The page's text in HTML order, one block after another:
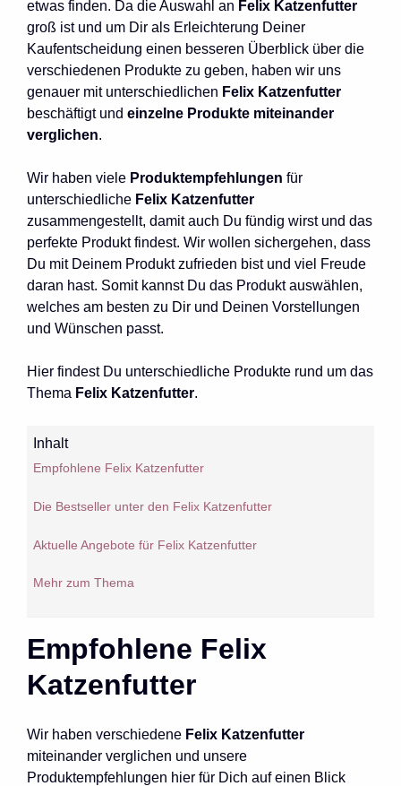
etwas finden. Da die Auswahl an Felix Katzenfutter
groß ist und um Dir als Erleichterung Deiner
Kaufentscheidung einen besseren Überblick über die
verschiedenen Produkte zu geben, haben wir uns
genauer mit unterschiedlichen Felix Katzenfutter
beschäftigt und einzelne Produkte miteinander
verglichen.
Wir haben viele Produktempfehlungen für
unterschiedliche Felix Katzenfutter
zusammengestellt, damit auch Du fündig wirst und das
perfekte Produkt findest. Wir wollen sichergehen, dass
Du mit Deinem Produkt zufrieden bist und viel Freude
daran hast. Somit kannst Du das Produkt auswählen,
welches am besten zu Dir und Deinen Vorstellungen
und Wünschen passt.
Hier findest Du unterschiedliche Produkte rund um das
Thema Felix Katzenfutter.
Inhalt
Empfohlene Felix Katzenfutter
Die Bestseller unter den Felix Katzenfutter
Aktuelle Angebote für Felix Katzenfutter
Mehr zum Thema
Empfohlene Felix
Katzenfutter
Wir haben verschiedene Felix Katzenfutter
miteinander verglichen und unsere
Produktempfehlungen hier für Dich auf einen Blick